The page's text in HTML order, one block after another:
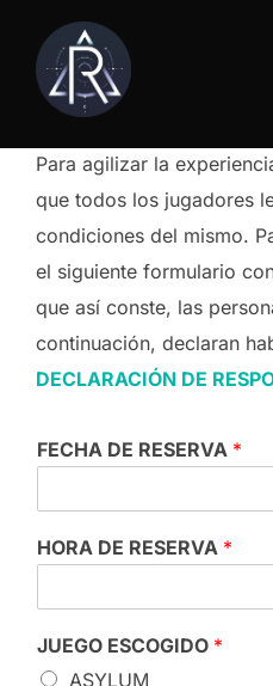
contenido
Para agilizar la
que todos los jugadores
condiciones del mismo.
el siguiente formulario
que así conste, las
continuación, declaran
DECLARACIÓN DE
FECHA DE RESERVA *
HORA DE RESERVA *
JUEGO ESCOGIDO *
ASYLUM